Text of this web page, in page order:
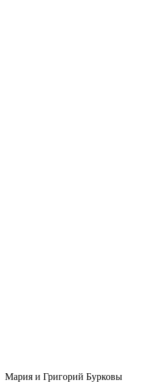
Мария и Григорий Бурковы